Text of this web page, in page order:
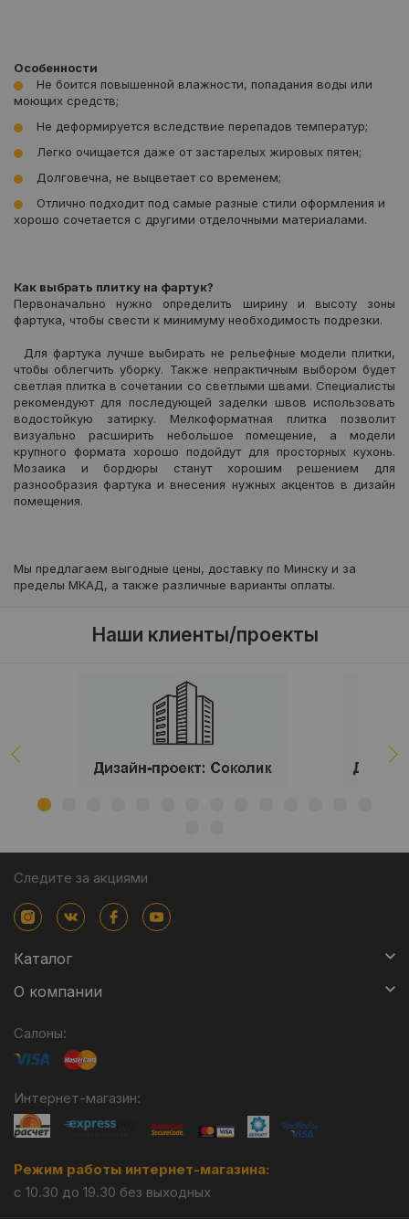
Особенности
Не боится повышенной влажности, попадания воды или
моющих средств;
Не деформируется вследствие перепадов температур;
Легко очищается даже от застарелых жировых пятен;
Долговечна, не выцветает со временем;
Отлично подходит под самые разные стили оформления и
хорошо сочетается с другими отделочными материалами.
Как выбрать плитку на фартук?
Первоначально нужно определить ширину и высоту зоны
фартука, чтобы свести к минимуму необходимость подрезки.
Для фартука лучше выбирать не рельефные модели плитки,
чтобы облегчить уборку. Также непрактичным выбором будет
светлая плитка в сочетании со светлыми швами. Специалисты
рекомендуют для последующей заделки швов использовать
водостойкую затирку. Мелкоформатная плитка позволит
визуально расширить небольшое помещение, а модели
крупного формата хорошо подойдут для просторных кухонь.
Мозаика и бордюры станут хорошим решением для
разнообразия фартука и внесения нужных акцентов в дизайн
помещения.
Мы предлагаем выгодные цены, доставку по Минску и за
пределы МКАД, а также различные варианты оплаты.
Наши клиенты/проекты
Следите за акциями
Каталог
О компании
Салоны:
Интернет-магазин:
Режим работы интернет-магазина:
с 10.30 до 19.30 без выходных